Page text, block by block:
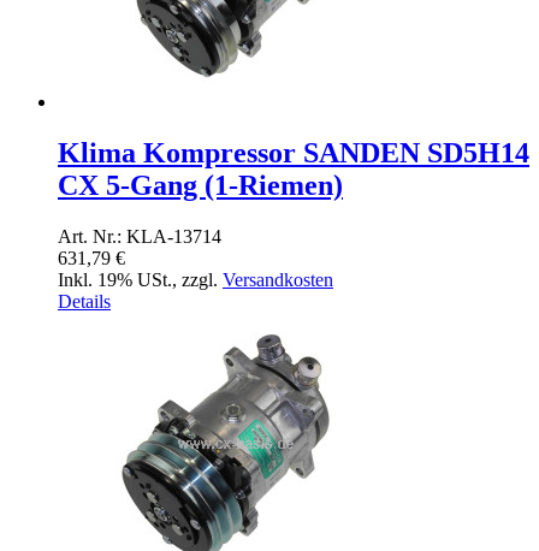
Klima Kompressor SANDEN SD5H14
CX 5-Gang (1-Riemen)
Art. Nr.: KLA-13714
631,79 €
Inkl. 19% USt., zzgl. Versandkosten
Details